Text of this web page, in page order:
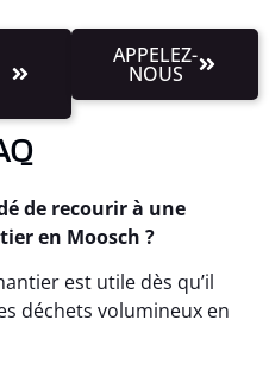
APPELEZ-
NOUS
de recourir à une
en Moosch ?
est utile dès qu’il
déchets volumineux en